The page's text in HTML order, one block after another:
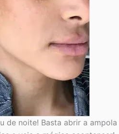
de noite! Basta abrir a